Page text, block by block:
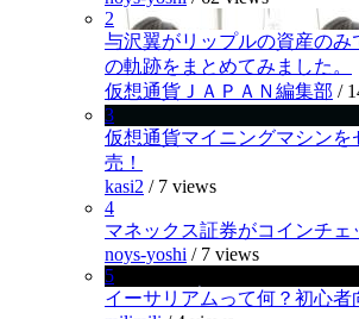
2
与沢翼がリップルの資産のみ
の軌跡をまとめてみました。
仮想通貨ＪＡＰＡＮ編集部 /
3
仮想通貨マイニングマシンを
売！
kasi2 / 7 views
4
マネックス証券がコインチェ
noys-yoshi / 7 views
5
イーサリアムって何？初心者